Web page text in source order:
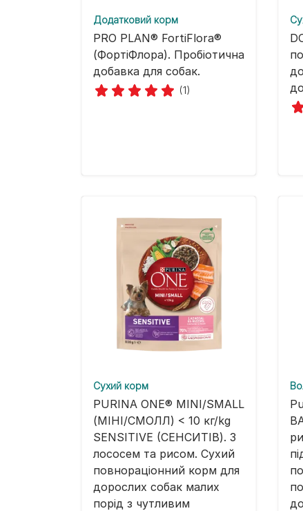
Додатковий корм
PRO PLAN® FortiFlora®
(ФортіФлора). Пробіотична
добавка для собак.
(1)
Cухий корм
PURINA ONE® MINI/SMALL
(МІНІ/СМОЛЛ) < 10 кг/kg
SENSITIVE (СЕНСИТІВ). З
лососем та рисом. Сухий
повнораціонний корм для
дорослих собак малих
порід з чутливим